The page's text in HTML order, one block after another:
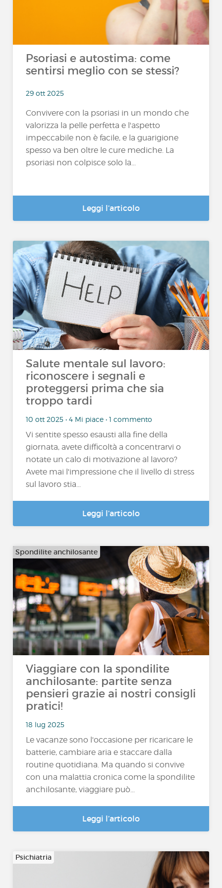
Psoriasi e autostima: come
sentirsi meglio con se stessi?
29 ott 2025
Convivere con la psoriasi in un mondo che
valorizza la pelle perfetta e l'aspetto
impeccabile non è facile, e la guarigione
spesso va ben oltre le cure mediche. La
psoriasi non colpisce solo la...
Leggi l’articolo
Salute mentale sul lavoro:
riconoscere i segnali e
proteggersi prima che sia
troppo tardi
10 ott 2025 • 4 Mi piace • 1 commento
Vi sentite spesso esausti alla fine della
giornata, avete difficoltà a concentrarvi o
notate un calo di motivazione al lavoro?
Avete mai l'impressione che il livello di stress
sul lavoro stia...
Leggi l’articolo
Spondilite anchilosante
Viaggiare con la spondilite
anchilosante: partite senza
pensieri grazie ai nostri consigli
pratici!
18 lug 2025
Le vacanze sono l'occasione per ricaricare le
batterie, cambiare aria e staccare dalla
routine quotidiana. Ma quando si convive
con una malattia cronica come la spondilite
anchilosante, viaggiare può...
Leggi l’articolo
Psichiatria